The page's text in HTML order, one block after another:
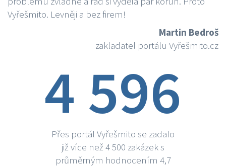
Vyřešmito. Levněji a bez firem!
Martin Bedroš
zakladatel portálu Vyřešmito.cz
4 596
Přes portál Vyřešmito se zadalo
již více než 4 500 zakázek s
průměrným hodnocením 4,7